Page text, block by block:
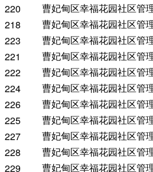
220
曹妃甸区幸福花园社区管
218
曹妃甸区幸福花园社区管
223
曹妃甸区幸福花园社区管
221
曹妃甸区幸福花园社区管
222
曹妃甸区幸福花园社区管
224
曹妃甸区幸福花园社区管
226
曹妃甸区幸福花园社区管
225
曹妃甸区幸福花园社区管
227
曹妃甸区幸福花园社区管
228
曹妃甸区幸福花园社区管
229
曹妃甸区幸福花园社区管